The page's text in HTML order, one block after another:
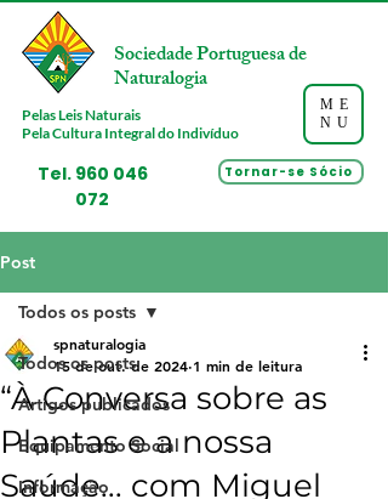
ME
NU
Tel. 960 046
072
Sociedade Portuguesa de
Naturalogia
Pelas Leis Naturais
Pela Cultura Integral do Indivíduo
Tornar-se Sócio
Post
Todos os posts
Artigos publicados
Equipamento Social
Informação
Todos os posts
“À Conversa sobre as
Plantas e a nossa
Saúde... com Miguel
spnaturalogia
15 de out. de 2024 1 min de leitura